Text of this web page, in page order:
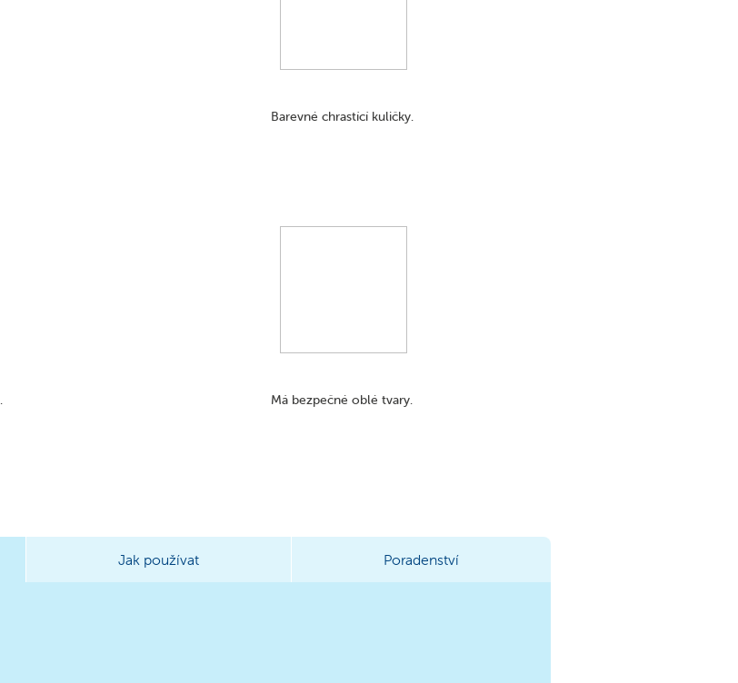
Barevné chrastící kuličky.
Má bezpečné oblé tvary.
Jak používat Poradenství